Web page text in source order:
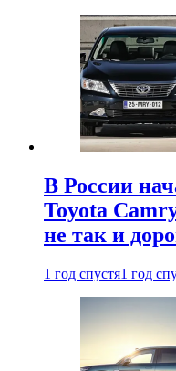
В России
Toyota
не так и
1 год спустя1 год